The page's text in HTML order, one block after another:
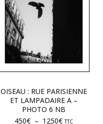
OISEAU : RUE PARISIENNE
ET LAMPADAIRE A –
PHOTO 6 NB
450€ – 1250€ TTC